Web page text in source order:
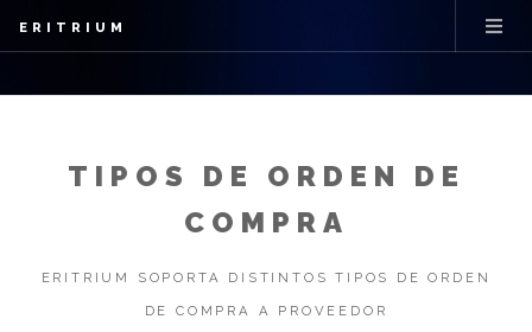
ERITRIUM
TIPOS DE ORDEN DE
COMPRA
ERITRIUM SOPORTA DISTINTOS TIPOS DE ORDEN
DE COMPRA A PROVEEDOR